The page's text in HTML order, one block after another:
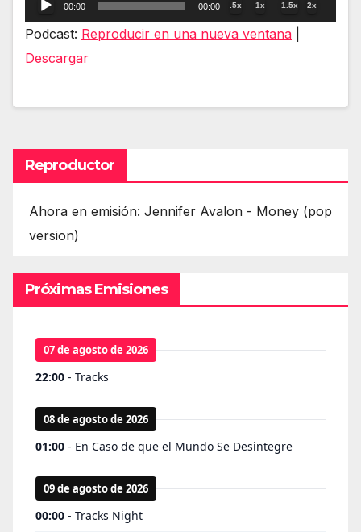
de
audio
00:00 00:00 .5x 1x 1.5x 2x
Podcast: Reproducir en una nueva ventana
Descargar
Reproductor
Ahora en emisión: Jennifer Avalon - Money (pop
version)
Próximas Emisiones